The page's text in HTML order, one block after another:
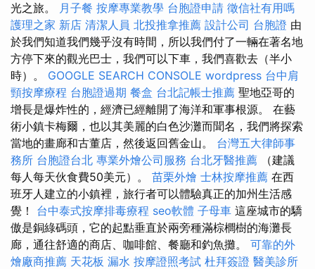
光之旅。 月子餐 按摩專業教學 台胞證申請 徵信社有用嗎
護理之家 新店 清潔人員 北投推拿推薦 設計公司 台胞證 由
於我們知道我們幾乎沒有時間，所以我們付了一輛在著名地
方停下來的觀光巴士，我們可以下車，我們喜歡去（半小
時）。 GOOGLE SEARCH CONSOLE wordpress 台中肩
頸按摩療程 台胞證過期 餐盒 台北記帳士推薦 聖地亞哥的
增長是爆炸性的，經濟已經離開了海洋和軍事根源。 在藝
術小鎮卡梅爾，也以其美麗的白色沙灘而聞名，我們將探索
當地的畫廊和古董店，然後返回舊金山。 台灣五大律師事
務所 台胞證台北 專業外燴公司服務 台北牙醫推薦 （建議
每人每天伙食費50美元）。 苗栗外燴 士林按摩推薦 在西
班牙人建立的小鎮裡，旅行者可以體驗真正的加州生活感
覺！ 台中泰式按摩排毒療程 seo軟體 子母車 這座城市的驕
傲是銅綠碼頭，它的起點垂直於兩旁種滿棕櫚樹的海灘長
廊，通往舒適的商店、咖啡館、餐廳和釣魚攤。 可靠的外
燴廠商推薦 天花板 漏水 按摩證照考試 杜拜簽證 醫美診所